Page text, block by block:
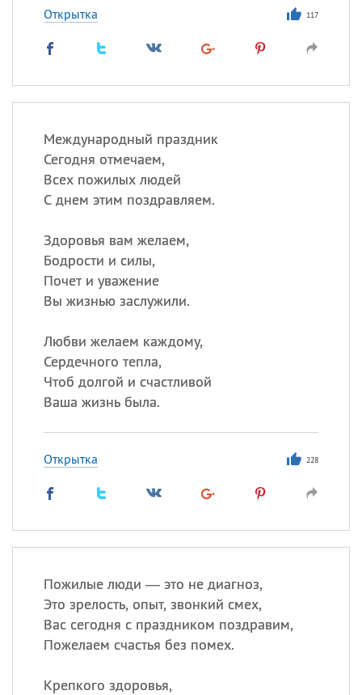
Открытка 117
Международный праздник
Сегодня отмечаем,
Всех пожилых людей
С днем этим поздравляем.
Здоровья вам желаем,
Бодрости и силы,
Почет и уважение
Вы жизнью заслужили.
Любви желаем каждому,
Сердечного тепла,
Чтоб долгой и счастливой
Ваша жизнь была.
Открытка 228
Пожилые люди — это не диагноз,
Это зрелость, опыт, звонкий смех,
Вас сегодня с праздником поздравим,
Пожелаем счастья без помех.
Крепкого здоровья,